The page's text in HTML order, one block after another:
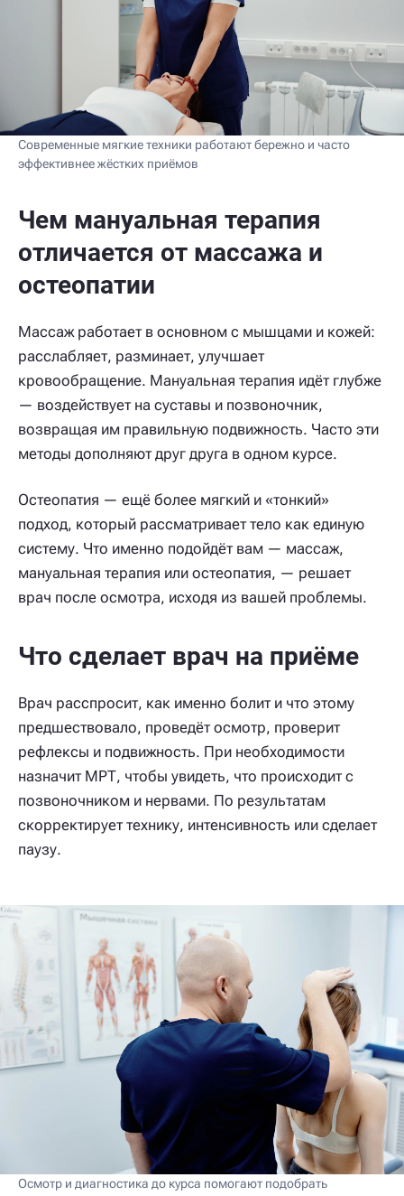
Современные мягкие техники работают бережно и часто
эффективнее жёстких приёмов
Чем мануальная терапия
отличается от массажа и
остеопатии
Массаж работает в основном с мышцами и кожей:
расслабляет, разминает, улучшает
кровообращение. Мануальная терапия идёт глубже
— воздействует на суставы и позвоночник,
возвращая им правильную подвижность. Часто эти
методы дополняют друг друга в одном курсе.
Остеопатия — ещё более мягкий и «тонкий»
подход, который рассматривает тело как единую
систему. Что именно подойдёт вам — массаж,
мануальная терапия или остеопатия, — решает
врач после осмотра, исходя из вашей проблемы.
Что сделает врач на приёме
Врач расспросит, как именно болит и что этому
предшествовало, проведёт осмотр, проверит
рефлексы и подвижность. При необходимости
назначит МРТ, чтобы увидеть, что происходит с
позвоночником и нервами. По результатам
скорректирует технику, интенсивность или сделает
паузу.
Осмотр и диагностика до курса помогают подобрать